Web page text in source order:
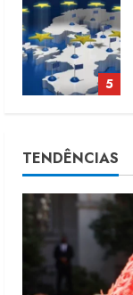
5
1
TENDÊNCIAS